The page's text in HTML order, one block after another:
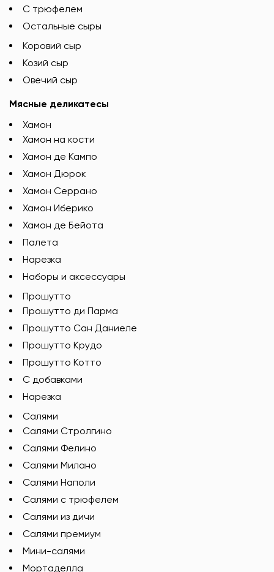
С трюфелем
Остальные сыры
Коровий сыр
Козий сыр
Овечий сыр
Мясные деликатесы
Хамон
Хамон на кости
Хамон де Кампо
Хамон Дюрок
Хамон Серрано
Хамон Иберико
Хамон де Бейота
Палета
Нарезка
Наборы и аксессуары
Прошутто
Прошутто ди Парма
Прошутто Сан Даниеле
Прошутто Крудо
Прошутто Котто
С добавками
Нарезка
Салями
Салями Стролгино
Салями Фелино
Салями Милано
Салями Наполи
Салями с трюфелем
Салями из дичи
Салями премиум
Мини-салями
Мортаделла